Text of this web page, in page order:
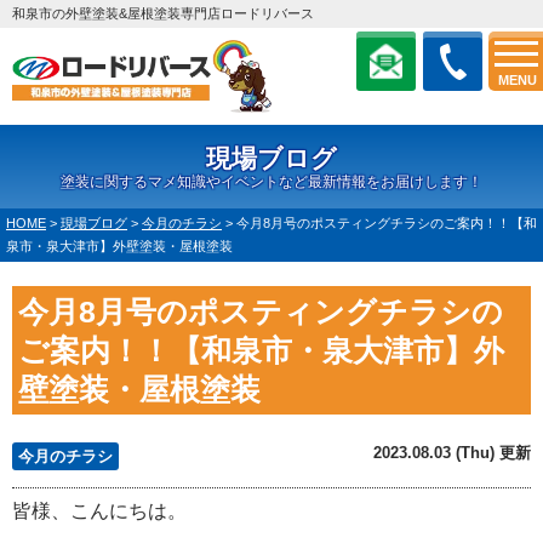
MENU
和泉市の外壁塗装&屋根塗装専門店ロードリバース
現場ブログ
塗装に関するマメ知識やイベントなど最新情報をお届けします！
HOME > 現場ブログ > 今月のチラシ > 今月8月号のポスティングチラシのご案内！！【和
泉市・泉大津市】外壁塗装・屋根塗装
今月8月号のポスティングチラシの
ご案内！！【和泉市・泉大津市】外
壁塗装・屋根塗装
今月のチラシ 2023.08.03 (Thu) 更新
皆様、こんにちは。